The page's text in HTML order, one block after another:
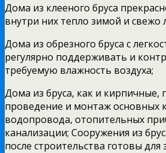
Дома из клееного бруса
внутри них тепло зимой и свежо
Дома из обрезного бруса с
регулярно поддерживать и
требуемую влажность воздуха;
Дома из бруса, как и кирпичные,
проведение и монтаж основных
водопровода, отопительных
канализации; Сооружения из
после строительства готовы для